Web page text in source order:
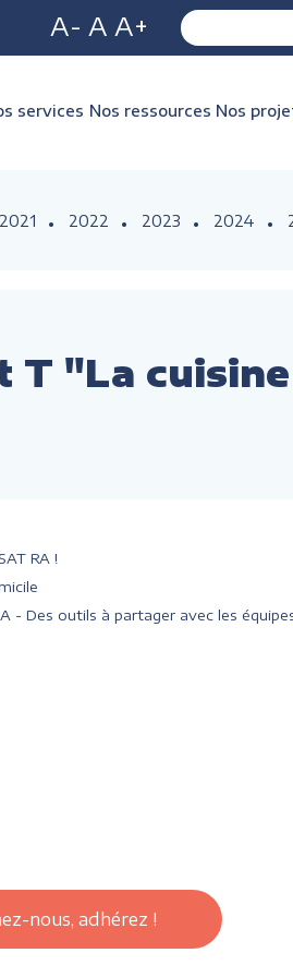
A- A A+
services Nos ressources Nos
2021 2022 2023 2024
T "La
RA !
- Des outils à partager avec les
nous, adhérez !